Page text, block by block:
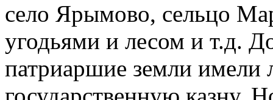
село Ярымово, сельцо
угодьями и лесом и т.д.
патриаршие земли имели